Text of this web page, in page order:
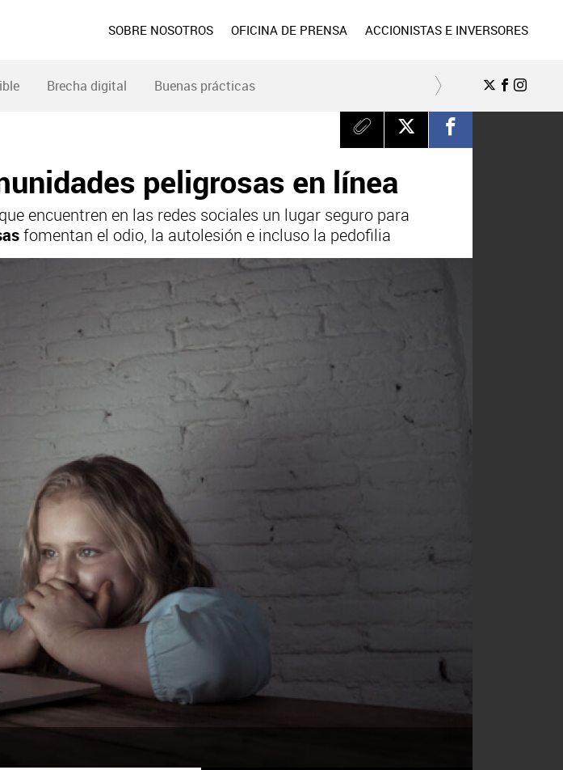
SOBRE NOSOTROS OFICINA DE PRENSA ACCIONISTAS E INVERSORES
Brecha digital Buenas prácticas
peligrosas en línea
encuentren en las redes sociales un lugar seguro para
fomentan el odio, la autolesión e incluso la pedofilia